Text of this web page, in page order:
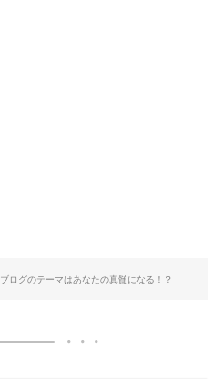
ブログのテーマはあなたの真髄になる！？